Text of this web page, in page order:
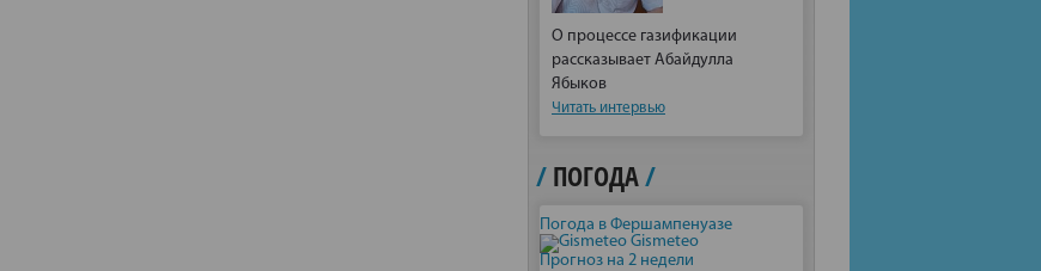
О процессе газификации
рассказывает Абайдулла
Ябыков
Читать интервью
/ ПОГОДА/
Погода в Фершампенуазе
Gismeteo
Прогноз на 2 недели